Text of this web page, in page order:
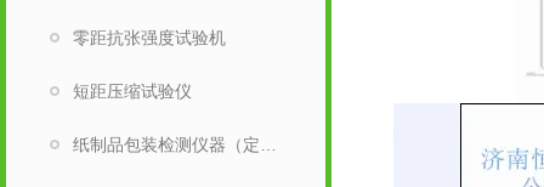
零距抗张强度试验机
短距压缩试验仪